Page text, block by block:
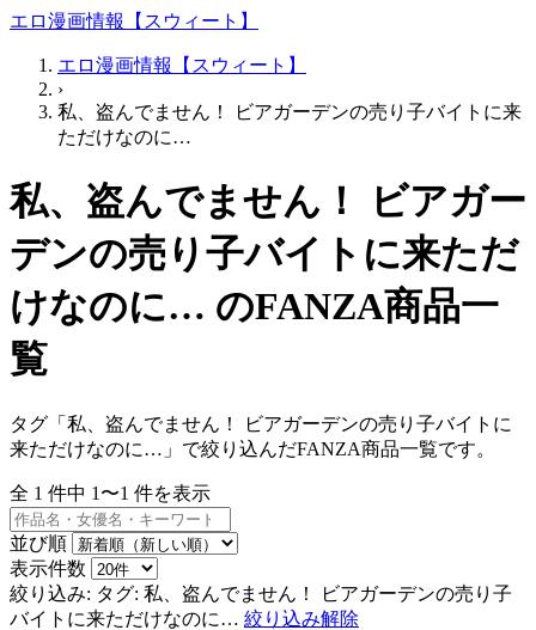
エロ漫画情報【スウィート】
エロ漫画情報【スウィート】
›
私、盗んでません！ ビアガーデンの売り子バイトに来
ただけなのに…
私、盗んでません！ ビアガー
デンの売り子バイトに来ただ
けなのに… のFANZA商品一
覧
タグ「私、盗んでません！ ビアガーデンの売り子バイトに
来ただけなのに…」で絞り込んだFANZA商品一覧です。
全 1 件中 1〜1 件を表示
並び順
表示件数
絞り込み: タグ: 私、盗んでません！ ビアガーデンの売り子
バイトに来ただけなのに… 絞り込み解除